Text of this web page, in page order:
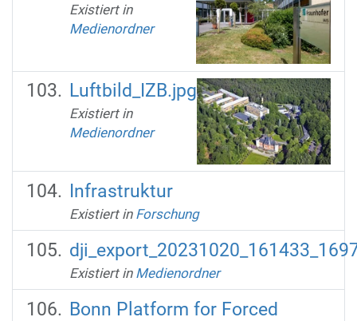
Existiert in
Medienordner
Luftbild_IZB.jpg
Existiert in
Medienordner
Infrastruktur
Existiert in Forschung
Existiert in Medienordner
Bonn Platform for Forced